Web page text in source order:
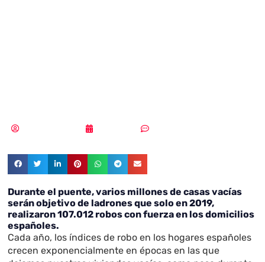
Durante el puente, varios millones de casas vacías
serán objetivo de ladrones que solo en 2019,
realizaron 107.012 robos con fuerza en los domicilios
españoles.
Cada año, los índices de robo en los hogares españoles
crecen exponencialmente en épocas en las que